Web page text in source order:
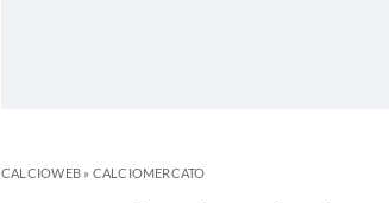
CALCIOWEB» CALCIOMERCATO